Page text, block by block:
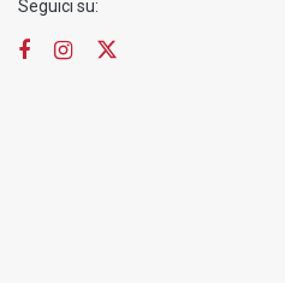
Seguici su: